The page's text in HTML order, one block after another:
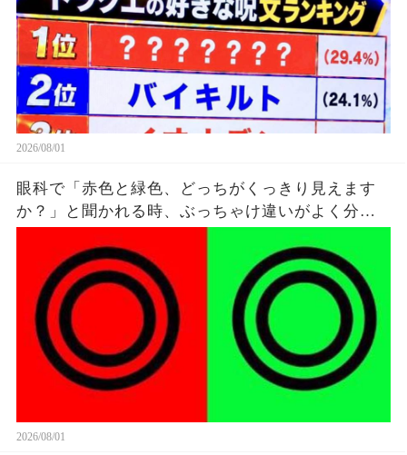
2026/08/01
眼科で「赤色と緑色、どっちがくっきり見えます
か？」と聞かれる時、ぶっちゃけ違いがよく分か
2026/08/01